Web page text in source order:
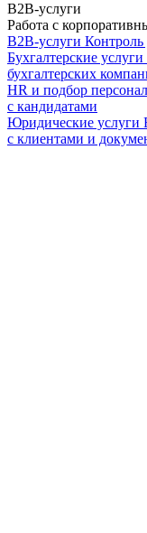
B2B-услуги
Работа с
B2B-услуги
Бухгалтерские услуги
бухгалтерских
HR и подбор
с кандидатами
Юридические услуги
с клиентами и